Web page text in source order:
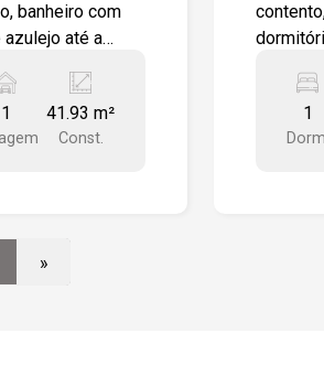
banheiro com
azulejo até a
e integrada a
tanque em
para 2 ambientes
1 41.93 m²
Const.
em
1
»